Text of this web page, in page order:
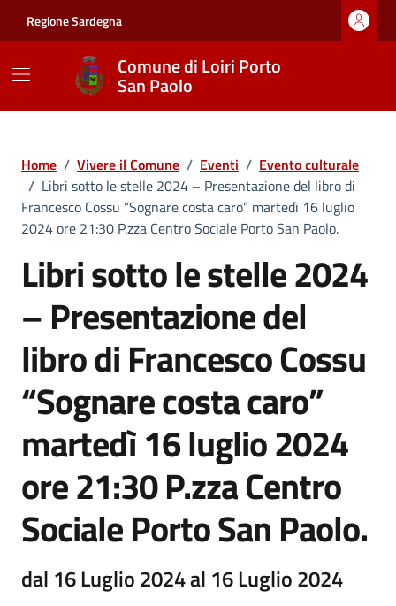
Regione Sardegna
Comune di Loiri Porto
San Paolo
Home / Vivere il Comune / Eventi / Evento culturale
/ Libri sotto le stelle 2024 – Presentazione del libro di
Francesco Cossu “Sognare costa caro” martedì 16 luglio
2024 ore 21:30 P.zza Centro Sociale Porto San Paolo.
Libri sotto le stelle 2024
– Presentazione del
libro di Francesco Cossu
“Sognare costa caro”
martedì 16 luglio 2024
ore 21:30 P.zza Centro
Sociale Porto San Paolo.
dal 16 Luglio 2024 al 16 Luglio 2024